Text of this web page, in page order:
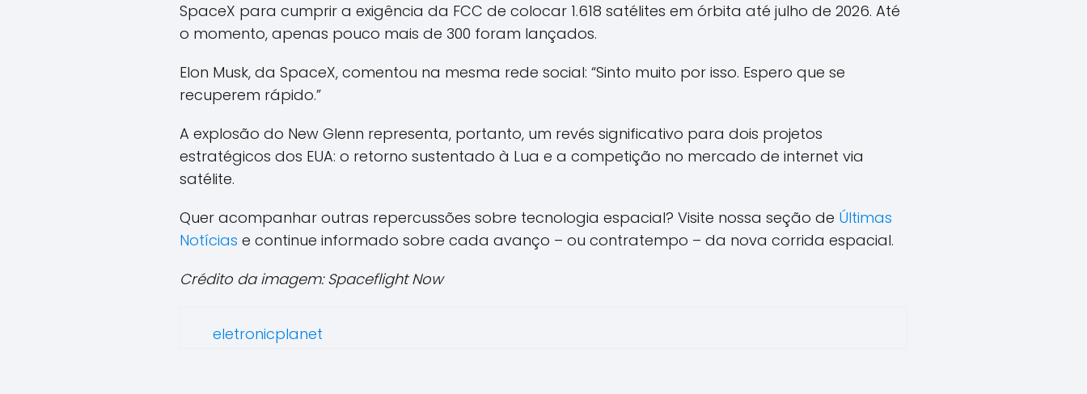
SpaceX para cumprir a exigência da FCC de colocar 1.618 satélites em órbita até julho de 2026. Até
o momento, apenas pouco mais de 300 foram lançados.
Elon Musk, da SpaceX, comentou na mesma rede social: “Sinto muito por isso. Espero que se
recuperem rápido.”
A explosão do New Glenn representa, portanto, um revés significativo para dois projetos
estratégicos dos EUA: o retorno sustentado à Lua e a competição no mercado de internet via
satélite.
Quer acompanhar outras repercussões sobre tecnologia espacial? Visite nossa seção de Últimas
Notícias e continue informado sobre cada avanço – ou contratempo – da nova corrida espacial.
Crédito da imagem: Spaceflight Now
eletronicplanet